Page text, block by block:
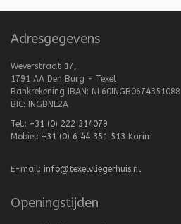
Adresgegevens
Weverstraat 17,
1791 AA Den Burg - Texel
Bankrekening IBAN: NL60INGB0674351088
BIC: INGBNL2A
Tel.: +31 (0) 222 314079
Mobiel: +31 (0) 6 44 351 513 Karim
E-mail: info@texelvliegerhuis.nl
Openingstijden